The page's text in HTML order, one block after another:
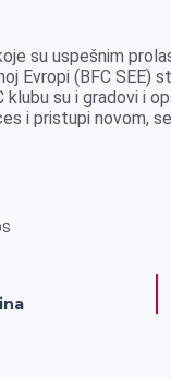
su uspešnim
Evropi (BFC SEE)
klubu su i gradovi i
i pristupi novom,